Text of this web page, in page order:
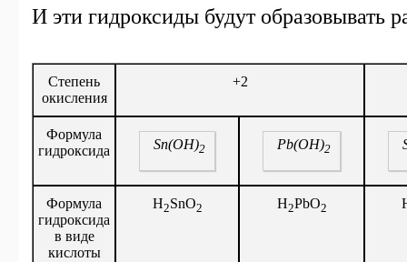
И эти гидроксиды будут образовывать
Степень
окисления
+2
Формула
гидроксида
Sn(OH)2 Pb(OH)2
Формула
гидроксида
в виде
кислоты
H2SnO2 H2PbO2